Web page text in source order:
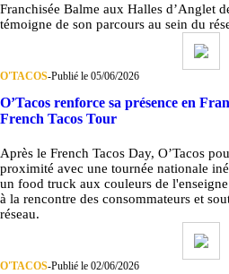
Franchisée Balme aux Halles d’Anglet
témoigne de son parcours au sein du
O'TACOS-Publié le 05/06/2026
O’Tacos renforce sa présence en
French Tacos Tour
Après le French Tacos Day, O’Tacos
proximité avec une tournée nationale
un food truck aux couleurs de
à la rencontre des consommateurs et
réseau.
O'TACOS-Publié le 02/06/2026